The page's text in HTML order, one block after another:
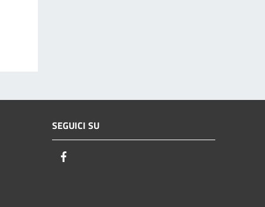
SEGUICI SU